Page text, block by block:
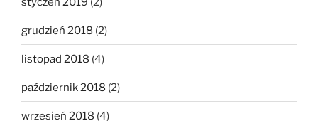
grudzień 2018 (2)
listopad 2018 (4)
październik 2018 (2)
wrzesień 2018 (4)